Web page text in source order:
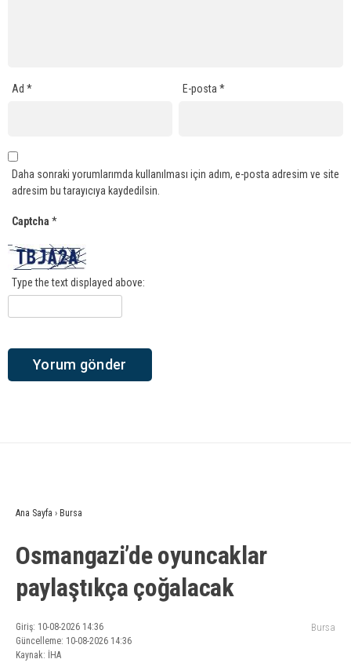
Ad * E-posta*
Daha sonraki yorumlarımda kullanılması için adım, e-posta adresim ve site
adresim bu tarayıcıya kaydedilsin.
Captcha *
Type the text displayed above:
Ana Sayfa › Bursa
Osmangazi’de oyuncaklar
paylaştıkça çoğalacak
Giriş: 10-08-2026 14:36
Güncelleme: 10-08-2026 14:36
Kaynak: İHA
Bursa